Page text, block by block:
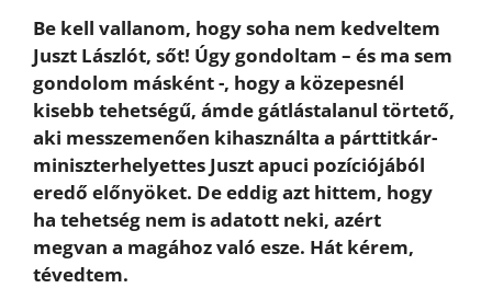
Be kell vallanom, hogy soha nem kedveltem
Juszt Lászlót, sőt! Úgy gondoltam – és ma sem
gondolom másként -, hogy a közepesnél
kisebb tehetségű, ámde gátlástalanul törtető,
aki messzemenően kihasználta a párttitkár-
miniszterhelyettes Juszt apuci pozíciójából
eredő előnyöket. De eddig azt hittem, hogy
ha tehetség nem is adatott neki, azért
megvan a magához való esze. Hát kérem,
tévedtem.